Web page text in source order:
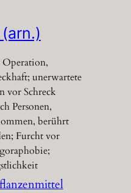
Operation,
unerwartete
vor Schreck
Personen,
berührt
Furcht vor